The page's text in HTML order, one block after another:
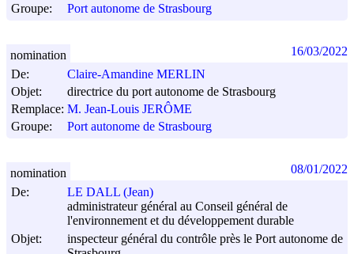
Groupe:
Port autonome de Strasbourg
De:
Claire-Amandine MERLIN
Objet:
directrice du port autonome de Strasbourg
Remplace: M. Jean-Louis JERÔME
Groupe:
Port autonome de Strasbourg
nomination 16/03/2022
De:
LE DALL (Jean)
administrateur général au Conseil général de
l'environnement et du développement durable
Objet:
inspecteur général du contrôle près le Port autonome de
nomination 08/01/2022